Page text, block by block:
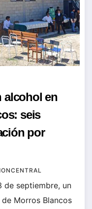
alcohol en
seis
por
de septiembre, un
Morros Blancos